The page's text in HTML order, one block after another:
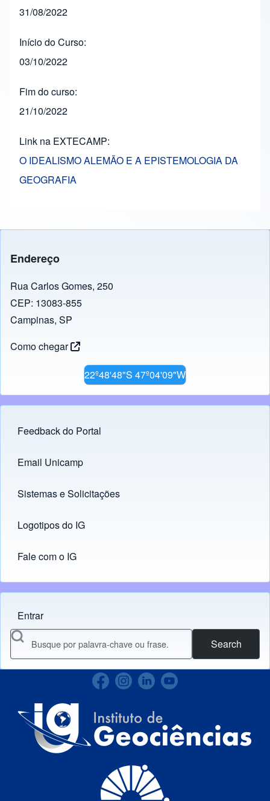
31/08/2022
Início do Curso
03/10/2022
Fim do curso
21/10/2022
Link na EXTECAMP
O IDEALISMO ALEMÃO E A EPISTEMOLOGIA DA
GEOGRAFIA
Endereço
Rua Carlos Gomes, 250
CEP: 13083-855
Campinas, SP
Como chegar
22º48'48"S 47º04'09"W
Footer menu
Feedback do Portal
Links
Email Unicamp
(opens in new tab)
Sistemas e Solicitações
(opens in new tab)
Logotipos do IG
(opens in new tab)
Fale com o IG
Menu do usuário
Entrar
Search